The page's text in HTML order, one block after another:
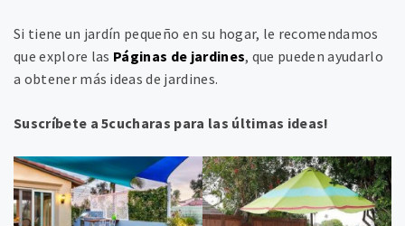
Si tiene un jardín pequeño en su hogar, le recomendamos
que explore las Páginas de jardines, que pueden ayudarlo
a obtener más ideas de jardines.
Suscríbete a 5cucharas para las últimas ideas!